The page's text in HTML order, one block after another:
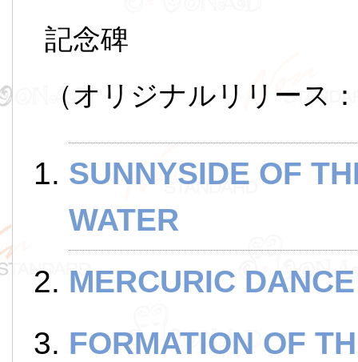
記念碑
（オリジナルリリース
SUNNYSIDE OF
WATER
MERCURIC DANCE
FORMATION OF